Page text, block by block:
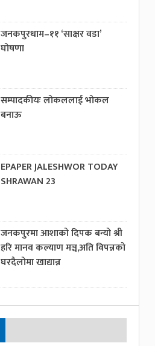
जनकपुरधाम–११ ‘साक्षर वडा’
घोषणा
सम्पादकीयः लोकललाई भोकल
बनाऊ
EPAPER JALESHWOR TODAY
SHRAWAN 23
जनकपुरमा आशाको दिपक बन्यो श्री
हरि मानव कल्याण मञ्च,अति विपन्नको
घरदैलोमा खाद्यान्न